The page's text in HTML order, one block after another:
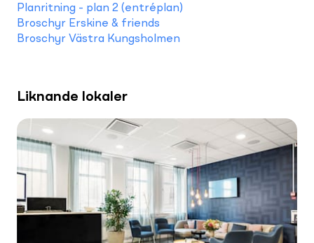
Planritning - plan 2 (entréplan)
Broschyr Erskine & friends
Broschyr Västra Kungsholmen
Liknande lokaler